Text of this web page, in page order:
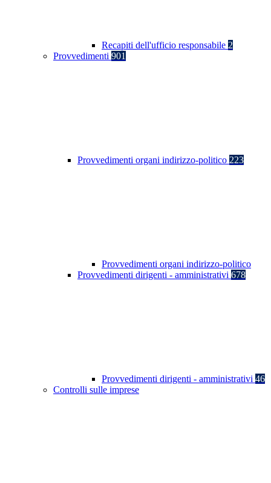
Recapiti dell'ufficio responsabile 2
Provvedimenti 901
Provvedimenti organi indirizzo-politico 223
Provvedimenti organi indirizzo-politico
Provvedimenti dirigenti - amministrativi 678
Provvedimenti dirigenti - amministrativi 46
Controlli sulle imprese